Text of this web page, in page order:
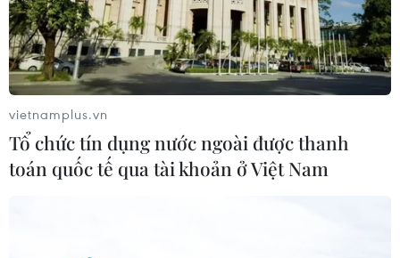
Công nghệ AI từ OPES gây ấn tượng
tại Vietnam Insurance Summit 2026
Từ thương cảng Sài Gòn đến trung
05/08/2026 08:09
vietnamplus.vn
Tổ chức tín dụng nước ngoài được thanh
toán quốc tế qua tài khoản ở Việt Nam